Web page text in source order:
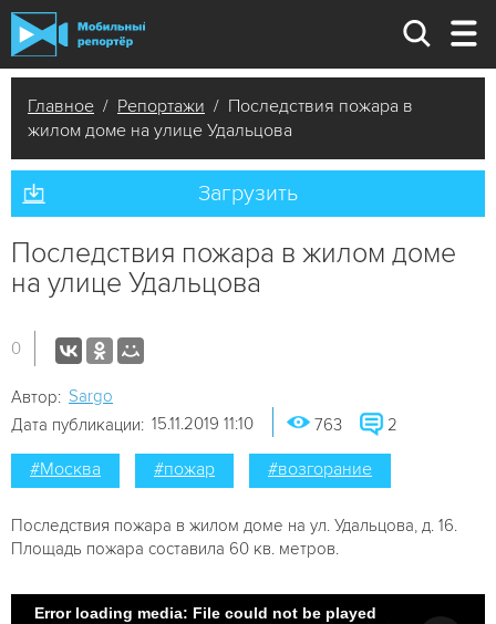
Главное / Репортажи / Последствия пожара в
жилом доме на улице Удальцова
Загрузить
Последствия пожара в жилом доме
на улице Удальцова
0
Автор: Sargo
Дата публикации: 15.11.2019 11:10 763 2
#Москва #пожар #возгорание
Последствия пожара в жилом доме на ул. Удальцова, д. 16.
Площадь пожара составила 60 кв. метров.
Error loading media: File could not be played